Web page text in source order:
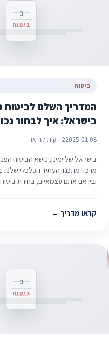
ב
ביטוח
ביטוח
המדריך השלם לביטוח
בישראל: איך לבחור
2025-01-082 דקות קריאה
בישראל של ימינו, נושא הביטוח
מרכזי מתכנון העתיד הכלכלי שלנו.
ובין אם אתם עצמאיים, בחירת
קראו מדריך
ב
ביטוח